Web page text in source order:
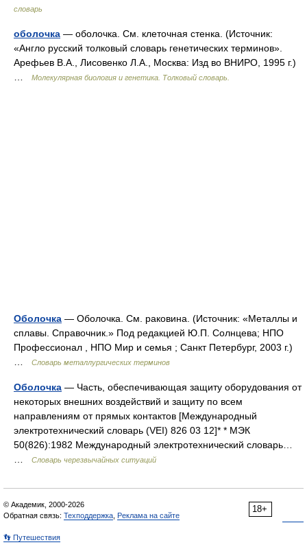
словарь
оболочка — оболочка. См. клеточная стенка. (Источник:
«Англо русский толковый словарь генетических терминов».
Арефьев В.А., Лисовенко Л.А., Москва: Изд во ВНИРО, 1995 г.)
…
Молекулярная биология и генетика. Толковый словарь.
Оболочка — Оболочка. См. раковина. (Источник: «Металлы и
сплавы. Справочник.» Под редакцией Ю.П. Солнцева; НПО
Профессионал , НПО Мир и семья ; Санкт Петербург, 2003 г.)
…
Словарь металлургических терминов
Оболочка — Часть, обеспечивающая защиту оборудования от
некоторых внешних воздействий и защиту по всем
направлениям от прямых контактов [Международный
электротехнический словарь (VEI) 826 03 12]* * МЭК
50(826):1982 Международный электротехнический словарь…
…
Словарь черезвычайных ситуаций
18+
© Академик, 2000-2026
Обратная связь: Техподдержка Реклама на сайте
👣 Путешествия